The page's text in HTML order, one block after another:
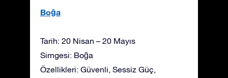
Boğa
Tarih: 20 Nisan – 20 Mayıs
Simgesi: Boğa
Özellikleri: Güvenli, Sessiz Güç,